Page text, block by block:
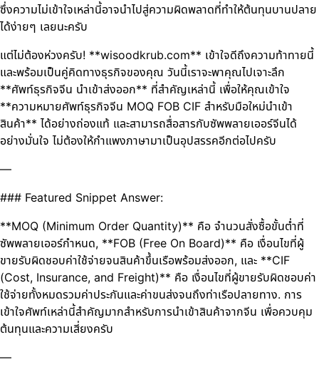
ซึ่งความไม่เข้าใจเหล่านี้อาจนำไปสู่ความผิดพลาดที่ทำให้ต้นทุนบานปลาย
ได้ง่ายๆ เลยนะครับ
แต่ไม่ต้องห่วงครับ! **wisoodkrub.com** เข้าใจดีถึงความท้าทายนี้
และพร้อมเป็นคู่คิดทางธุรกิจของคุณ วันนี้เราจะพาคุณไปเจาะลึก
**ศัพท์ธุรกิจจีน นำเข้าส่งออก** ที่สำคัญเหล่านี้ เพื่อให้คุณเข้าใจ
**ความหมายศัพท์ธุรกิจจีน MOQ FOB CIF สำหรับมือใหม่นำเข้า
สินค้า** ได้อย่างถ่องแท้ และสามารถสื่อสารกับซัพพลายเออร์จีนได้
อย่างมั่นใจ ไม่ต้องให้กำแพงภาษามาเป็นอุปสรรคอีกต่อไปครับ
—
### Featured Snippet Answer:
**MOQ (Minimum Order Quantity)** คือ จำนวนสั่งซื้อขั้นต่ำที่
ซัพพลายเออร์กำหนด, **FOB (Free On Board)** คือ เงื่อนไขที่ผู้
ขายรับผิดชอบค่าใช้จ่ายจนสินค้าขึ้นเรือพร้อมส่งออก, และ **CIF
(Cost, Insurance, and Freight)** คือ เงื่อนไขที่ผู้ขายรับผิดชอบค่า
ใช้จ่ายทั้งหมดรวมค่าประกันและค่าขนส่งจนถึงท่าเรือปลายทาง. การ
เข้าใจศัพท์เหล่านี้สำคัญมากสำหรับการนำเข้าสินค้าจากจีน เพื่อควบคุม
ต้นทุนและความเสี่ยงครับ
—